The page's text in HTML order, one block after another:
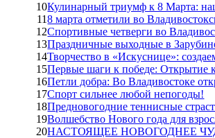
10Кулинарный триумф к 8 Марта:
118 марта отметили во
12Спортивные четверги во
13Праздничные выходные в
14Творчество в «Искуснице»:
15Первые шаги к победе: Открытие
16Петли добра: Во Владивостоке
17Спорт сильнее любой непогоды!
18Предновогодние теннисные
19Волшебство Нового года для
20НАСТОЯЩЕЕ НОВОГОДНЕЕ